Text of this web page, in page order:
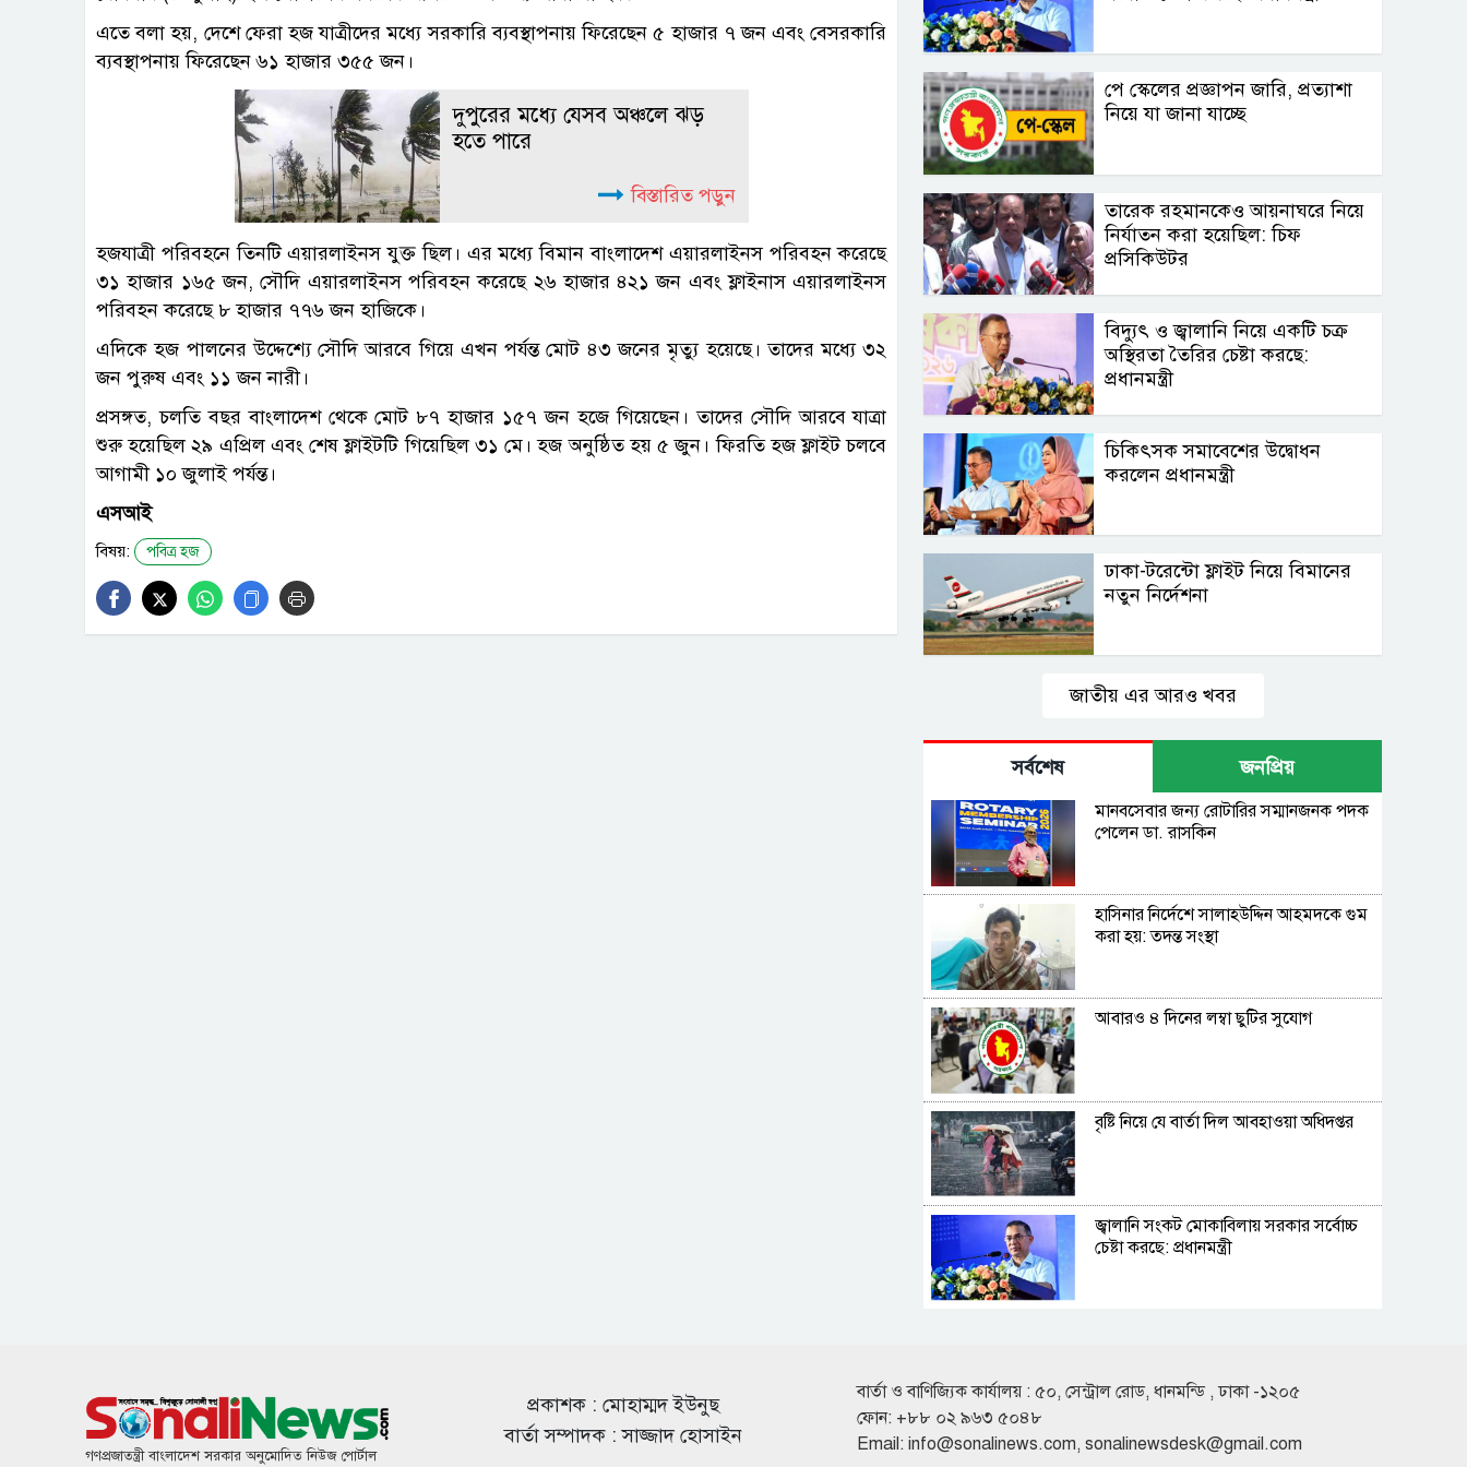
এতে বলা হয়, দেশে ফেরা হজ যাত্রীদের মধ্যে সরকারি ব্যবস্থাপনায় ফিরেছেন ৫ হাজার ৭ জন এবং বেসরকারি
ব্যবস্থাপনায় ফিরেছেন ৬১ হাজার ৩৫৫ জন।
দুপুরের মধ্যে যেসব অঞ্চলে ঝড়
হতে পারে
বিস্তারিত পড়ুন
হজযাত্রী পরিবহনে তিনটি এয়ারলাইনস যুক্ত ছিল। এর মধ্যে বিমান বাংলাদেশ এয়ারলাইনস পরিবহন করেছে
৩১ হাজার ১৬৫ জন, সৌদি এয়ারলাইনস পরিবহন করেছে ২৬ হাজার ৪২১ জন এবং ফ্লাইনাস এয়ারলাইনস
পরিবহন করেছে ৮ হাজার ৭৭৬ জন হাজিকে।
এদিকে হজ পালনের উদ্দেশ্যে সৌদি আরবে গিয়ে এখন পর্যন্ত মোট ৪৩ জনের মৃত্যু হয়েছে। তাদের মধ্যে ৩২
জন পুরুষ এবং ১১ জন নারী।
প্রসঙ্গত, চলতি বছর বাংলাদেশ থেকে মোট ৮৭ হাজার ১৫৭ জন হজে গিয়েছেন। তাদের সৌদি আরবে যাত্রা
শুরু হয়েছিল ২৯ এপ্রিল এবং শেষ ফ্লাইটটি গিয়েছিল ৩১ মে। হজ অনুষ্ঠিত হয় ৫ জুন। ফিরতি হজ ফ্লাইট চলবে
আগামী ১০ জুলাই পর্যন্ত।
এসআই
বিষয়: পবিত্র হজ
পে স্কেলের প্রজ্ঞাপন জারি, প্রত্যাশা
নিয়ে যা জানা যাচ্ছে
তারেক রহমানকেও আয়নাঘরে নিয়ে
নির্যাতন করা হয়েছিল: চিফ
প্রসিকিউটর
বিদ্যুৎ ও জ্বালানি নিয়ে একটি চক্র
অস্থিরতা তৈরির চেষ্টা করছে:
প্রধানমন্ত্রী
চিকিৎসক সমাবেশের উদ্বোধন
করলেন প্রধানমন্ত্রী
ঢাকা-টরেন্টো ফ্লাইট নিয়ে বিমানের
নতুন নির্দেশনা
জাতীয় এর আরও খবর
সর্বশেষ জনপ্রিয়
মানবসেবার জন্য রোটারির সম্মানজনক পদক
পেলেন ডা. রাসকিন
হাসিনার নির্দেশে সালাহউদ্দিন আহমদকে গুম
করা হয়: তদন্ত সংস্থা
আবারও ৪ দিনের লম্বা ছুটির সুযোগ
বৃষ্টি নিয়ে যে বার্তা দিল আবহাওয়া অধিদপ্তর
জ্বালানি সংকট মোকাবিলায় সরকার সর্বোচ্চ
চেষ্টা করছে: প্রধানমন্ত্রী
হরমুজ প্রণালি খুলে দেওয়ার সুনির্দিষ্ট প্রক্রিয়া
ও শর্ত দিলো ইরান
গণপ্রজাতন্ত্রী বাংলাদেশ সরকার অনুমোদিত নিউজ পোর্টাল
প্রকাশক : মোহাম্মদ ইউনুছ
বার্তা সম্পাদক : সাজ্জাদ হোসাইন
বার্তা ও বাণিজ্যিক কার্যালয় : ৫০, সেন্ট্রাল রোড, ধানমন্ডি , ঢাকা -১২০৫
ফোন: +৮৮ ০২ ৯৬৩ ৫০৪৮
Email: info@sonalinews.com, sonalinewsdesk@gmail.com